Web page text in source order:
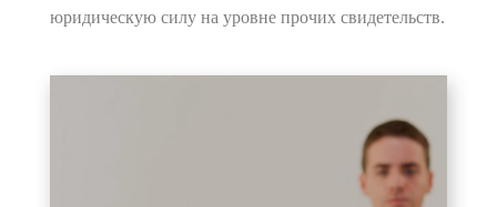
юридическую силу на уровне прочих свидетельств.